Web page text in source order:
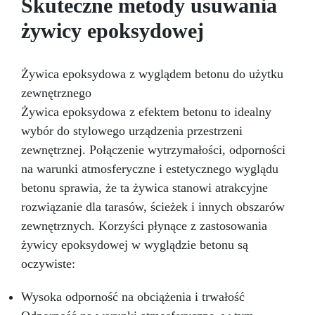
eksperymentować z techniką geodów, aby
uzyskać szczególny efekt wizualny,
warstwować kolory dla abstrakcyjnego
wzory na wazonie. Każda stworzona rzecz
będzie odzwierciedlać Twój osobisty styl:
otrzymasz prawdziwe dzieło sztuki wykonane
ręcznie, które ozdobi każdy kąt Twojego domu
lub będzie idealnym prezentem dla kogoś
wyjątkowego
Jesteś gotowy na eksplorację
świata żywicy, tworząc spektakularne wazy?
Odkryj przyjemność tworzenia waz z podstaw i
urządź swój dom w naprawdę unikalny sposób
Zacznij tworzyć!
Skuteczne metody usuwania
żywicy epoksydowej
Żywica epoksydowa z wyglądem betonu do użytku
zewnętrznego
Żywica epoksydowa z efektem betonu to idealny
wybór do stylowego urządzenia przestrzeni
zewnętrznej. Połączenie wytrzymałości, odporności
na warunki atmosferyczne i estetycznego wyglądu
betonu sprawia, że ta żywica stanowi atrakcyjne
rozwiązanie dla tarasów, ścieżek i innych obszarów
zewnętrznych. Korzyści płynące z zastosowania
żywicy epoksydowej w wyglądzie betonu są
oczywiste:
Wysoka odporność na obciążenia i trwałość